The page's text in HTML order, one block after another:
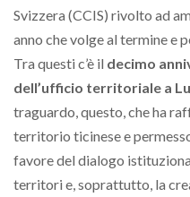
Svizzera (CCIS) rivolto ad
anno che volge al termine e
Tra questi c’è il decimo
dell’ufficio territoriale a
traguardo, questo, che ha
territorio ticinese e
favore del dialogo
territori e, soprattutto, la